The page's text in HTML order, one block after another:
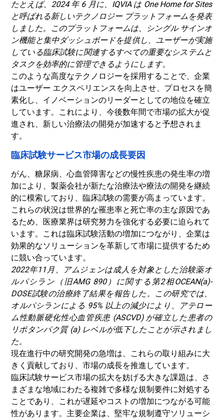
たとえば、2024 年 6 月に、IQVIA は One Home for Sites
と呼ばれる新しいテクノロジー プラットフォームを発表
しました。このプラットフォームは、シングル サインオ
ン機能と集中ダッシュボードを提供し、ユーザーが実施
している臨床試験に関連するすべての重要なシステムと
タスクを効率的に管理できるようにします。
このような高度なテクノロジーを採用することで、企業
はユーザー エクスペリエンスを向上させ、プロセスを簡
素化し、イノベーションのリーダーとしての地位を確立
しています。これにより、今後数年間で市場の拡大が促
進され、新しい治療法の開発が加速すると予想されま
す。
臨床試験サービス市場の成長要因
がん、糖尿病、心血管障害などの慢性疾患の発生率の増
加により、製薬会社が新たな治療法や療法の開発を継続
的に模索しており、臨床試験の需要が高まっています。
これらの状況は世界的な罹患率と死亡率の主な原因であ
るため、医療業界は研究努力を強化する必要に迫られて
います。これは臨床試験活動の増加につながり、企業は
効果的なソリューションを革新して市場に提供するため
に競い合っています。
2022年11月、アムジェンは成人を対象とした治験薬オ
ルパシラン（旧AMG 890）に関する第2相OCEAN(a)-
DOSE試験の治療終了結果を報告した。この研究では、
オルパシランによる 95% 以上の減少により、アテロー
ム性動脈硬化性心血管疾患 (ASCVD) が確立した患者の
リポタンパク質 (a) レベルが低下したことが示されまし
た。
現在進行中の研究開発の急増は、これらの取り組みに大
きく貢献しており、市場の成長を推進しています。
臨床試験サービス市場の拡大を妨げる大きな課題は、さ
まざまな地域にわたる複雑で多様な規制要件に対処する
ことであり、これが遅延やコストの増加につながる可能
性があります。主要企業は、堅牢な規制遵守ソリューシ